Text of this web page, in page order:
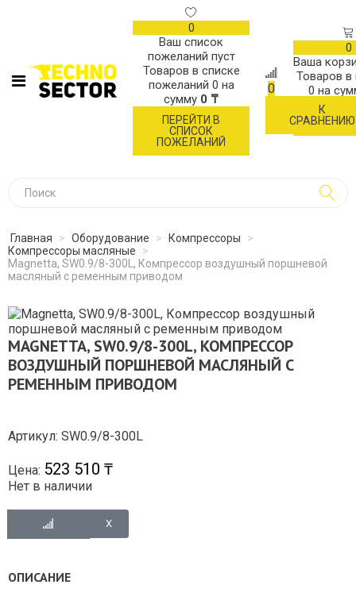
0
Ваш список
пожеланий пуст
Товаров в списке
пожеланий 0 на
сумму 0 ₸
ПЕРЕЙТИ В
СПИСОК
ПОЖЕЛАНИЙ
0
К
СРАВНЕНИЮ
0
Ваша
Товаров в
0 на
Главная > Оборудование > Компрессоры
>
Компрессоры масляные
>
Magnetta, SW0.9/8-300L, Компрессор воздушный поршневой
масляный с ременным приводом
MAGNETTA, SW0.9/8-300L, КОМПРЕССОР
ВОЗДУШНЫЙ ПОРШНЕВОЙ МАСЛЯНЫЙ С
РЕМЕННЫМ ПРИВОДОМ
Артикул: SW0.9/8-300L
Цена: 523 510 ₸
Нет в наличии
ОПИСАНИЕ